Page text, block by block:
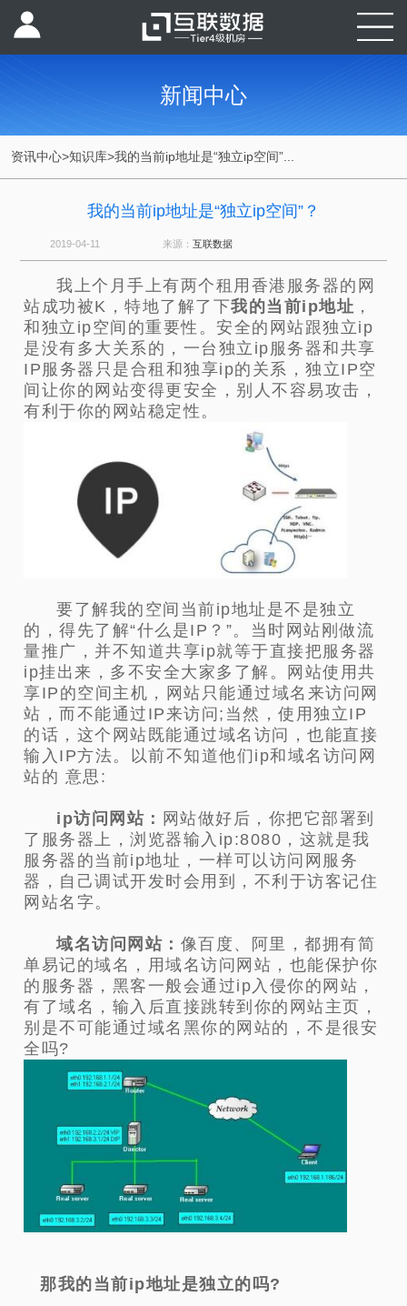
新闻中心
资讯中心>知识库>我的当前ip地址是“独立ip空间”...
我的当前ip地址是“独立ip空间”？
2019-04-11 来源： 互联数据
我上个月手上有两个租用香港服务器的网
站成功被K，特地了解了下我的当前ip地址 ，
和独立ip空间的重要性。安全的网站跟独立ip
是没有多大关系的，一台独立ip服务器和共享
IP服务器只是合租和独享ip的关系，独立IP空
间让你的网站变得更安全，别人不容易攻击，
有利于你的网站稳定性。
要了解我的空间当前ip地址是不是独立
的，得先了解“什么是IP？ ”。当时网站刚做流
量推广，并不知道共享ip就等于直接把服务器
ip挂出来，多不安全大家多了解。网站使用共
享IP的空间主机，网站只能通过域名来访问网
站，而不能通过IP来访问;当然，使用独立IP
的话，这个网站既能通过域名访问，也能直接
输入IP方法。以前不知道他们ip和域名访问网
站的 意思:
ip访问网站： 网站做好后，你把它部署到
了服务器上，浏览器输入ip:8080，这就是我
服务器的当前ip地址，一样可以访问网服务
器，自己调试开发时会用到，不利于访客记住
网站名字。
域名访问网站： 像百度、阿里，都拥有简
单易记的域名，用域名访问网站，也能保护你
的服务器，黑客一般会通过ip入侵你的网站，
有了域名，输入后直接跳转到你的网站主页，
别是不可能通过域名黑你的网站的，不是很安
全吗?
那我的当前ip地址是独立的吗?